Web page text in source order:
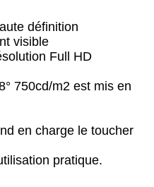
définition
visible
Full HD
750cd/m2 est mis en
en charge le toucher
pratique.